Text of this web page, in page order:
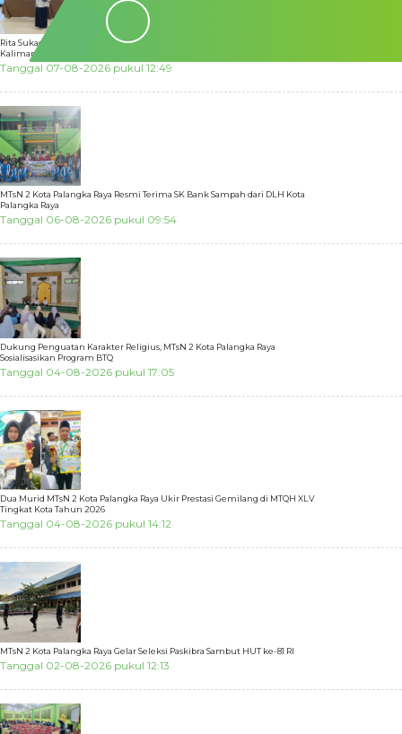
Rita Sukaesih Apresiasi Pelantikan Hj. Sukini sebagai Pengurus ATPUSI
Kalimantan Tengah
Tanggal 07-08-2026 pukul 12:49
MTsN 2 Kota Palangka Raya Resmi Terima SK Bank Sampah dari DLH Kota
Palangka Raya
Tanggal 06-08-2026 pukul 09:54
Dukung Penguatan Karakter Religius, MTsN 2 Kota Palangka Raya
Sosialisasikan Program BTQ
Tanggal 04-08-2026 pukul 17:05
Dua Murid MTsN 2 Kota Palangka Raya Ukir Prestasi Gemilang di MTQH XLV
Tingkat Kota Tahun 2026
Tanggal 04-08-2026 pukul 14:12
MTsN 2 Kota Palangka Raya Gelar Seleksi Paskibra Sambut HUT ke-81 RI
Tanggal 02-08-2026 pukul 12:13